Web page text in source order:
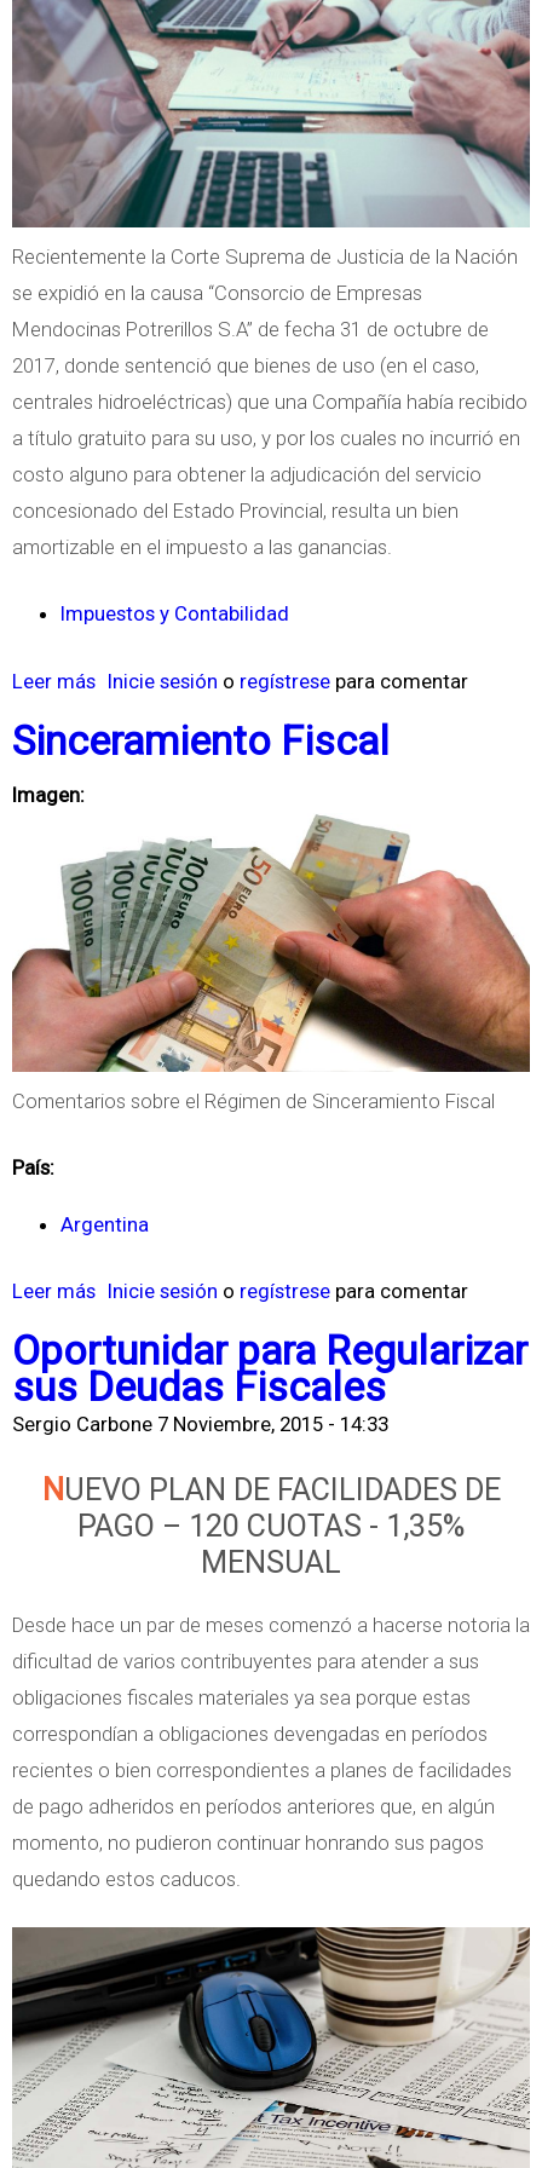
o
B
r
u
t
s
o
i
n
t
o
s
E
e
i
a
d
e
l
n
t
a
r
r
e
o
c
r
t
o
s
a
s
p
e
o
s
d
e
l
Recientemente la Corte Suprema de Justicia de la Nación
se expidió en la causa “Consorcio de Empresas
Mendocinas Potrerillos S.A” de fecha 31 de octubre de
2017, donde sentenció que bienes de uso (en el caso,
centrales hidroeléctricas) que una Compañía había recibido
a título gratuito para su uso, y por los cuales no incurrió en
costo alguno para obtener la adjudicación del servicio
concesionado del Estado Provincial, resulta un bien
amortizable en el impuesto a las ganancias.
Impuestos y Contabilidad
Leer más
b
L
a
C
o
t
e
a
i
ó
q
u
s
e
o
r
t
i
c
e
n
b
n
e
r
e
Inicie sesión o regístrese para comentar
Sinceramiento Fiscal
Imagen:
Comentarios sobre el Régimen de Sinceramiento Fiscal
País:
Argentina
Leer más
r
e
S
i
n
e
r
a
m
e
n
t
i
s
c
a
Inicie sesión o regístrese para comentar
Oportunidar para Regularizar
sus Deudas Fiscales
Sergio Carbone 7 Noviembre, 2015 - 14:33
NUEVO PLAN DE FACILIDADES DE
PAGO – 120 CUOTAS - 1,35%
MENSUAL
Desde hace un par de meses comenzó a hacerse notoria la
dificultad de varios contribuyentes para atender a sus
obligaciones fiscales materiales ya sea porque estas
correspondían a obligaciones devengadas en períodos
recientes o bien correspondientes a planes de facilidades
de pago adheridos en períodos anteriores que, en algún
momento, no pudieron continuar honrando sus pagos
quedando estos caducos.